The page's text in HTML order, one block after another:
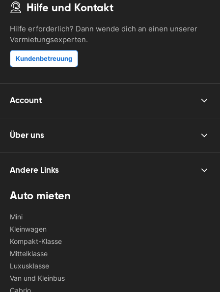
Hilfe und Kontakt
Hilfe erforderlich? Dann wende dich an einen unserer
Vermietungsexperten.
Kundenbetreuung
Account
Über uns
Andere Links
Auto mieten
Mini
Kleinwagen
Kompakt-Klasse
Mittelklasse
Luxusklasse
Van und Kleinbus
Cabrio